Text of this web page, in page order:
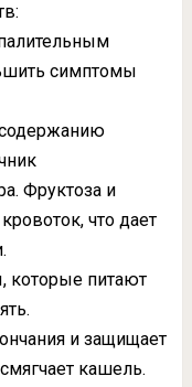
симптомы
Фруктоза и
что дает
которые питают
и защищает
кашель.